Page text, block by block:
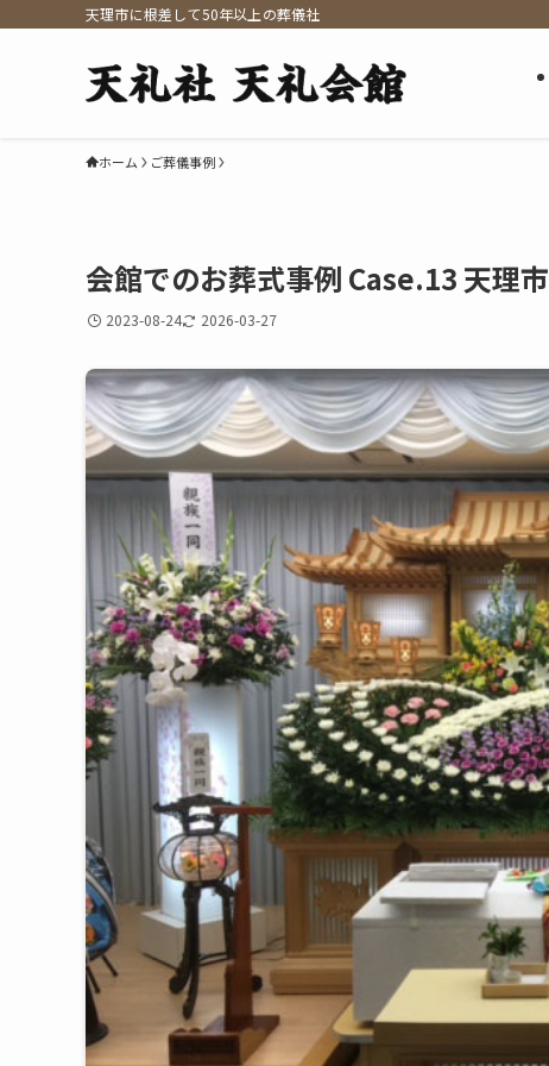
天理市に根差して50年以上の葬儀社
ホーム ご葬儀事例
会館でのお葬式事例 Case.13 天理市
2023-08-24 2026-03-27